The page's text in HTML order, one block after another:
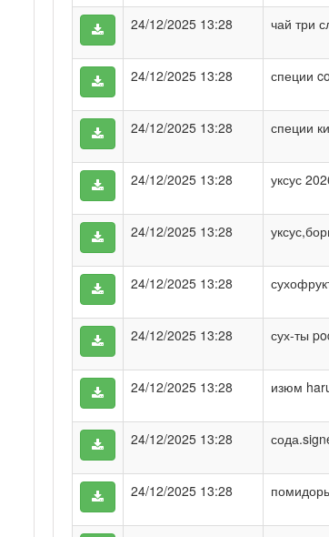
24/12/2025 13:28 чай три
24/12/2025 13:28 специи
24/12/2025 13:28 специи
24/12/2025 13:28 уксус
24/12/2025 13:28
24/12/2025 13:28
24/12/2025 13:28 сух-ты
24/12/2025 13:28 изюм
24/12/2025 13:28
24/12/2025 13:28